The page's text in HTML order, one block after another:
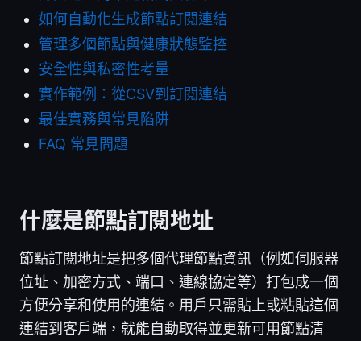
如何自動化生成節點訂閱連結
管理多個節點與健康狀態監控
安全性與私密性考量
實作範例：從CSV到訂閱連結
最佳實務與常見陷阱
FAQ 常見問題
什麼是節點訂閱地址
節點訂閱地址是把多個代理節點資訊（例如伺服器
位址、加密方式、端口、連線協定等）打包成一個
方便分享和使用的連結。用戶只需貼上或粘貼這個
連結到客戶端，就能自動取得並更新可用節點清